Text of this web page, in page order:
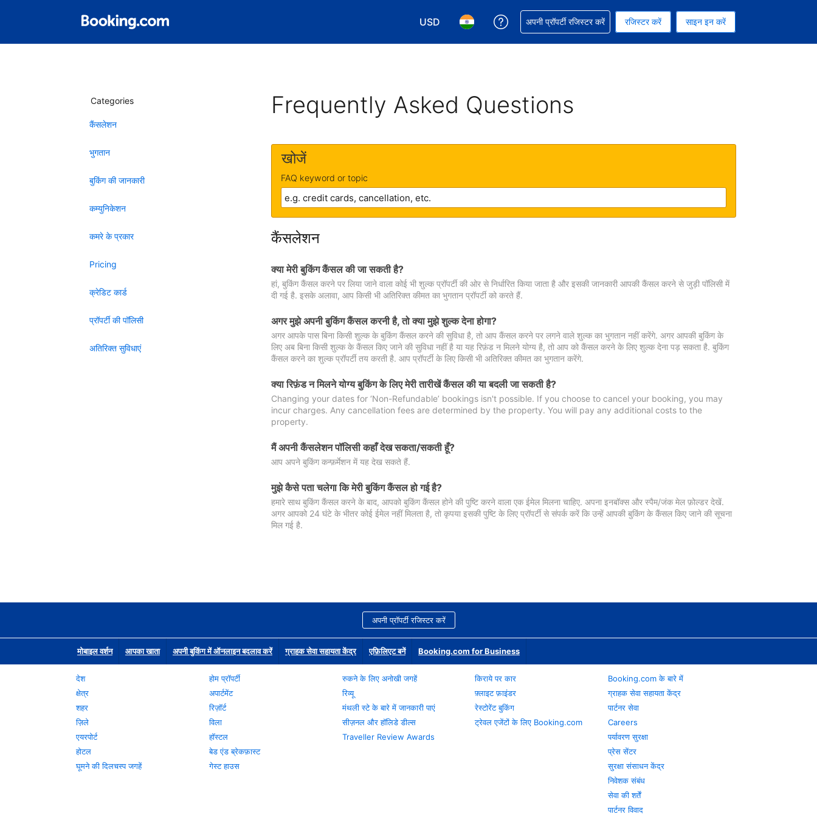
USD
अपनी करेंसी चुनें. आपने अभी USD करेंसी को चुना हुआ है
अपनी भाषा चुनें. आपने अभी हिन्दी भाषा को चुना हुआ है
अपनी बुकिंग में सहायता पाएं
अपनी प्रॉपर्टी रजिस्टर करें रजिस्टर करें साइन इन करें
Categories
कैंसलेशन
भुगतान
बुकिंग की जानकारी
कम्युनिकेशन
कमरे के प्रकार
Pricing
क्रेडिट कार्ड
प्रॉपर्टी की पॉलिसी
अतिरिक्त सुविधाएं
Frequently Asked Questions
खोजें
FAQ keyword or topic
कैंसलेशन
क्या मेरी बुकिंग कैंसल की जा सकती है?
हां, बुकिंग कैंसल करने पर लिया जाने वाला कोई भी शुल्क प्रॉपर्टी की ओर से निर्धारित किया जाता है और इसकी जानकारी आपकी कैंसल करने से जुड़ी पॉलिसी में
दी गई है. इसके अलावा, आप किसी भी अतिरिक्त कीमत का भुगतान प्रॉपर्टी को करते हैं.
अगर मुझे अपनी बुकिंग कैंसल करनी है, तो क्या मुझे शुल्क देना होगा?
अगर आपके पास बिना किसी शुल्क के बुकिंग कैंसल करने की सुविधा है, तो आप कैंसल करने पर लगने वाले शुल्क का भुगतान नहीं करेंगे. अगर आपकी बुकिंग के
लिए अब बिना किसी शुल्क के कैंसल किए जाने की सुविधा नहीं है या यह रिफ़ंड न मिलने योग्य है, तो आप को कैंसल करने के लिए शुल्क देना पड़ सकता है. बुकिंग
कैंसल करने का शुल्क प्रॉपर्टी तय करती है. आप प्रॉपर्टी के लिए किसी भी अतिरिक्त कीमत का भुगतान करेंगे.
क्या रिफ़ंड न मिलने योग्य बुकिंग के लिए मेरी तारीखें कैंसल की या बदली जा सकती है?
Changing your dates for ‘Non-Refundable’ bookings isn't possible. If you choose to cancel your booking, you may
incur charges. Any cancellation fees are determined by the property. You will pay any additional costs to the
property.
मैं अपनी कैंसलेशन पॉलिसी कहाँ देख सकता/सकती हूँ?
आप अपने बुकिंग कन्फ़र्मेशन में यह देख सकते हैं.
मुझे कैसे पता चलेगा कि मेरी बुकिंग कैंसल हो गई है?
हमारे साथ बुकिंग कैंसल करने के बाद, आपको बुकिंग कैंसल होने की पुष्टि करने वाला एक ईमेल मिलना चाहिए. अपना इनबॉक्स और स्पैम/जंक मेल फ़ोल्डर देखें.
अगर आपको 24 घंटे के भीतर कोई ईमेल नहीं मिलता है, तो कृपया इसकी पुष्टि के लिए प्रॉपर्टी से संपर्क करें कि उन्हें आपकी बुकिंग के कैंसल किए जाने की सूचना
मिल गई है.
अपनी प्रॉपर्टी रजिस्टर करें
मोबाइल वर्शन आपका खाता अपनी बुकिंग में ऑनलाइन बदलाव करें ग्राहक सेवा सहायता केंद्र एफ़िलिएट बनें Booking.com for Business
देश
क्षेत्र
शहर
ज़िले
एयरपोर्ट
होटल
घूमने की दिलचस्प जगहें
होम प्रॉपर्टी
अपार्टमेंट
रिज़ॉर्ट
विला
हॉस्टल
बेड एंड ब्रेकफ़ास्ट
गेस्ट हाउस
रुकने के लिए अनोखी जगहें
रिव्यू
मंथली स्टे के बारे में जानकारी पाएं
सीज़नल और हॉलिडे डील्स
Traveller Review Awards
किराये पर कार
फ़्लाइट फ़ाइंडर
रेस्टोरेंट बुकिंग
ट्रेवल एजेंटों के लिए Booking.com
Booking.com के बारे में
ग्राहक सेवा सहायता केंद्र
पार्टनर सेवा
Careers
पर्यावरण सुरक्षा
प्रेस सेंटर
सुरक्षा संसाधन केंद्र
निवेशक संबंध
सेवा की शर्तें
पार्टनर विवाद